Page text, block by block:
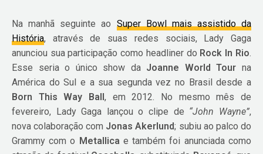
Na manhã seguinte ao Super Bowl mais assistido da
História, através de suas redes sociais, Lady Gaga
anunciou sua participação como headliner do Rock In Rio.
Esse seria o único show da Joanne World Tour na
América do Sul e a sua segunda vez no Brasil desde a
Born This Way Ball , em 2012. No mesmo mês de
fevereiro, Lady Gaga lançou o clipe de “John Wayne”,
nova colaboração com Jonas Akerlund; subiu ao palco do
Grammy com o Metallicae também foi anunciada como